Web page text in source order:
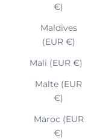
€)
Maldives
(EUR €)
Mali (EUR €)
Malte (EUR
€)
Maroc (EUR
€)